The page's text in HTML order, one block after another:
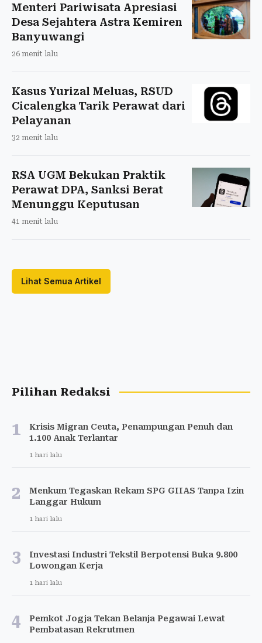
Menteri Pariwisata Apresiasi
Desa Sejahtera Astra Kemiren
Banyuwangi
26 menit lalu
Kasus Yurizal Meluas, RSUD
Cicalengka Tarik Perawat dari
Pelayanan
32 menit lalu
RSA UGM Bekukan Praktik
Perawat DPA, Sanksi Berat
Menunggu Keputusan
41 menit lalu
Lihat Semua Artikel
Pilihan Redaksi
1
Krisis Migran Ceuta, Penampungan Penuh dan
1.100 Anak Terlantar
1 hari lalu
2
Menkum Tegaskan Rekam SPG GIIAS Tanpa Izin
Langgar Hukum
1 hari lalu
3
Investasi Industri Tekstil Berpotensi Buka 9.800
Lowongan Kerja
1 hari lalu
4
Pemkot Jogja Tekan Belanja Pegawai Lewat
Pembatasan Rekrutmen